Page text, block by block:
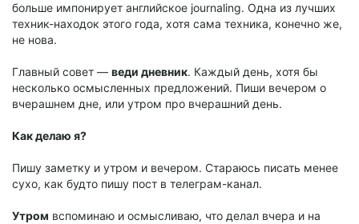
больше импонирует английское journaling. Одна из лучших
техник-находок этого года, хотя сама техника, конечно же,
не нова.
Главный совет — веди дневник. Каждый день, хотя бы
несколько осмысленных предложений. Пиши вечером о
вчерашнем дне, или утром про вчерашний день.
Как делаю я?
Пишу заметку и утром и вечером. Стараюсь писать менее
сухо, как будто пишу пост в телеграм-канал.
Утром вспоминаю и осмысливаю, что делал вчера и на